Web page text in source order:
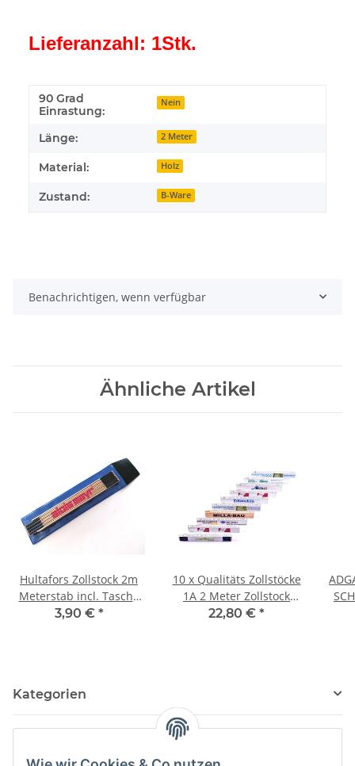
Lieferanzahl: 1Stk.
90 Grad
Einrastung:
Nein
Länge: 2 Meter
Material: Holz
Zustand: B-Ware
Benachrichtigen, wenn verfügbar
Ähnliche Artikel
Hultafors Zollstock 2m
Meterstab incl. Tasche
Aufhänger
3,90 € *
10 x Qualitäts Zollstöcke
1A 2 Meter Zollstock
Meterstab Maßstab
22,80 € *
Kategorien